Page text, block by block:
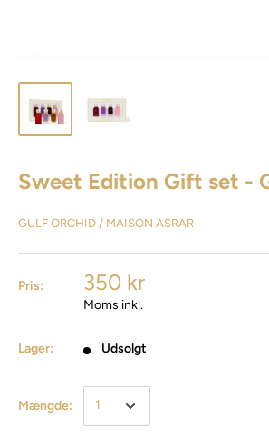
Sweet Edition Gift set -
GULF ORCHID / MAISON ASRAR
Pris: 350 kr
Moms inkl.
Lager: Udsolgt
Mængde: